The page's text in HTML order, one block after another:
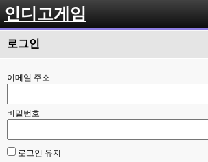
인디고게임
로그인
이메일 주소
비밀번호
로그인 유지